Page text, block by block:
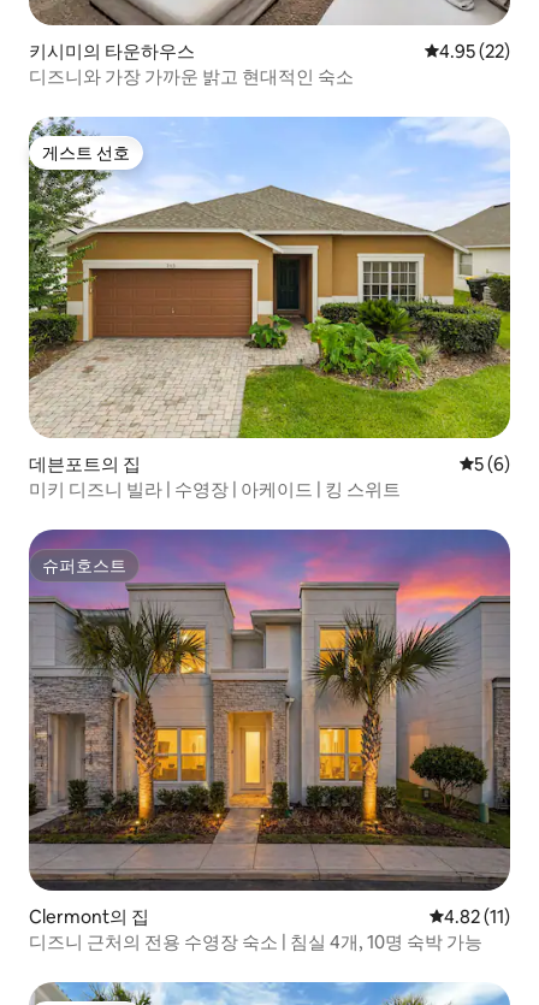
키시미의 타운하우스 평점 4.95점(5
4.95 (22)
디즈니와 가장 가까운 밝고 현대적인 숙소
게스트 선호
게스트 선호
데븐포트의 집 평점 5점
5 (6)
미키 디즈니 빌라 | 수영장 | 아케이드 | 킹 스위트
슈퍼호스트
슈퍼호스트
Clermont의 집 평점 4.82점
4.82 (11)
디즈니 근처의 전용 수영장 숙소 | 침실 4개, 10명 숙박 가능